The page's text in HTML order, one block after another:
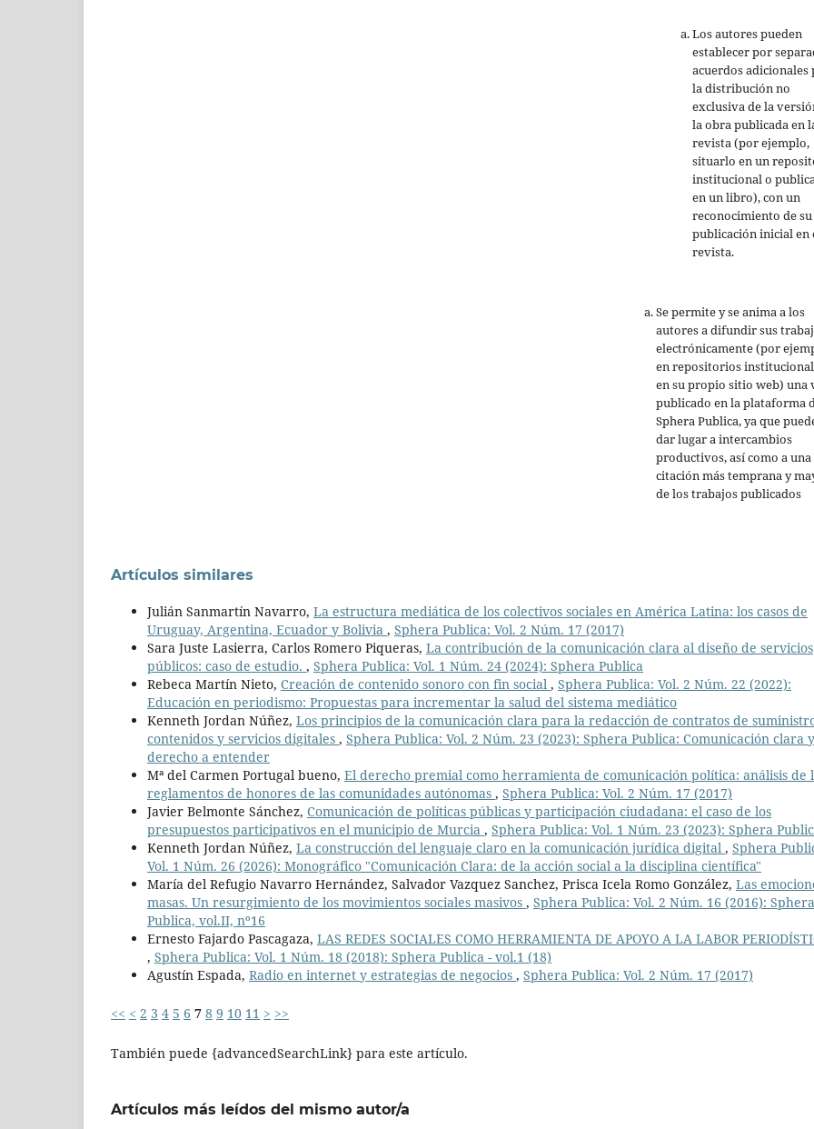
Los autores pueden
establecer por
acuerdos adicionales
la distribución no
exclusiva de la
la obra publicada en
revista (por ejemplo,
situarlo en un
institucional o
en un libro), con un
reconocimiento de su
publicación inicial en
revista.
Se permite y se anima a los
autores a difundir sus
electrónicamente (por
en repositorios
en su propio sitio web) una
publicado en la plataforma
Sphera Publica, ya que
dar lugar a intercambios
productivos, así como a una
citación más temprana y
de los trabajos publicados
Artículos similares
Julián Sanmartín Navarro, La estructura mediática de los colectivos sociales en América Latina: los casos de
Uruguay, Argentina, Ecuador y Bolivia , Sphera Publica: Vol. 2 Núm. 17 (2017)
Sara Juste Lasierra, Carlos Romero Piqueras, La contribución de la comunicación clara al diseño de servicios
públicos: caso de estudio. , Sphera Publica: Vol. 1 Núm. 24 (2024): Sphera Publica
Rebeca Martín Nieto, Creación de contenido sonoro con fin social , Sphera Publica: Vol. 2 Núm. 22 (2022):
Educación en periodismo: Propuestas para incrementar la salud del sistema mediático
Kenneth Jordan Núñez, Los principios de la comunicación clara para la redacción de contratos de
contenidos y servicios digitales , Sphera Publica: Vol. 2 Núm. 23 (2023): Sphera Publica: Comunicación clara y
derecho a entender
Mª del Carmen Portugal bueno, El derecho premial como herramienta de comunicación política: análisis de
reglamentos de honores de las comunidades autónomas , Sphera Publica: Vol. 2 Núm. 17 (2017)
Javier Belmonte Sánchez, Comunicación de políticas públicas y participación ciudadana: el caso de los
presupuestos participativos en el municipio de Murcia , Sphera Publica: Vol. 1 Núm. 23 (2023): Sphera
Kenneth Jordan Núñez, La construcción del lenguaje claro en la comunicación jurídica digital , Sphera
Vol. 1 Núm. 26 (2026): Monográfico "Comunicación Clara: de la acción social a la disciplina científica"
María del Refugio Navarro Hernández, Salvador Vazquez Sanchez, Prisca Icela Romo González, Las
masas. Un resurgimiento de los movimientos sociales masivos , Sphera Publica: Vol. 2 Núm. 16 (2016): Sphera
Publica, vol.II, nº16
Ernesto Fajardo Pascagaza, LAS REDES SOCIALES COMO HERRAMIENTA DE APOYO A LA LABOR
, Sphera Publica: Vol. 1 Núm. 18 (2018): Sphera Publica - vol.1 (18)
Agustín Espada, Radio en internet y estrategias de negocios , Sphera Publica: Vol. 2 Núm. 17 (2017)
<< < 2 3 4 5 6 7 8 9 10 11 > >>
También puede {advancedSearchLink} para este artículo.
Artículos más leídos del mismo autor/a